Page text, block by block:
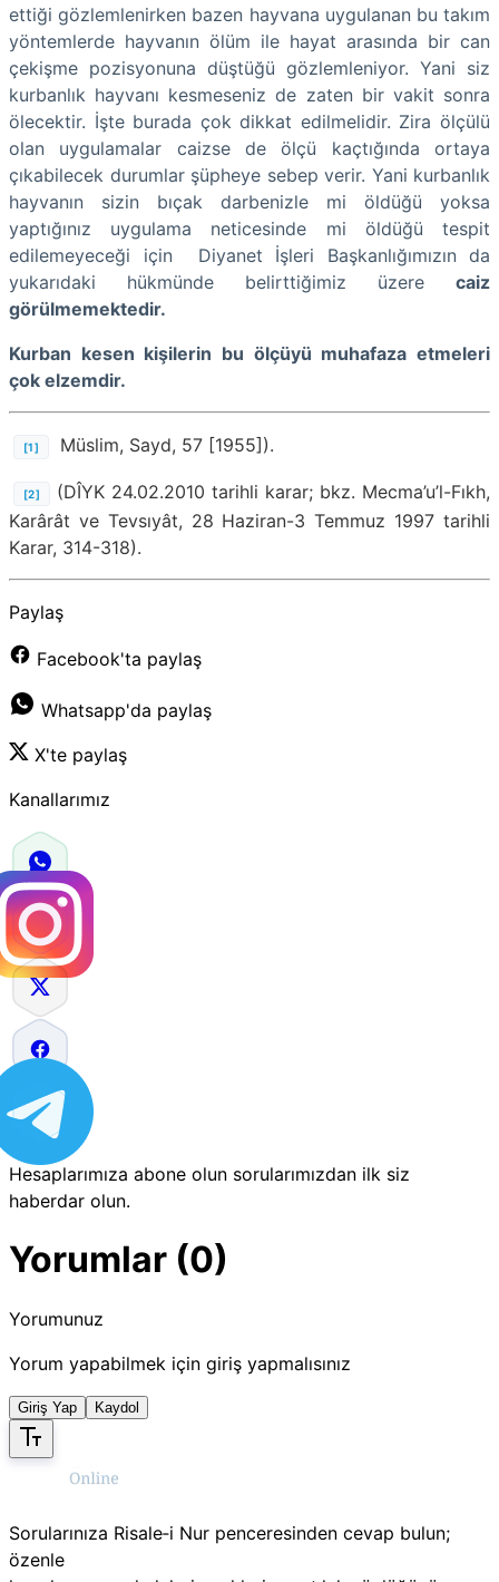
ettiği gözlemlenirken bazen hayvana uygulanan bu takım
yöntemlerde hayvanın ölüm ile hayat arasında bir can
çekişme pozisyonuna düştüğü gözlemleniyor. Yani siz
kurbanlık hayvanı kesmeseniz de zaten bir vakit sonra
ölecektir. İşte burada çok dikkat edilmelidir. Zira ölçülü
olan uygulamalar caizse de ölçü kaçtığında ortaya
çıkabilecek durumlar şüpheye sebep verir. Yani kurbanlık
hayvanın sizin bıçak darbenizle mi öldüğü yoksa
yaptığınız uygulama neticesinde mi öldüğü tespit
edilemeyeceği için Diyanet İşleri Başkanlığımızın da
yukarıdaki hükmünde belirttiğimiz üzere caiz
görülmemektedir.
Kurban kesen kişilerin bu ölçüyü muhafaza etmeleri
çok elzemdir.
[1] Müslim, Sayd, 57 [1955]).
[2]
(DÎYK 24.02.2010 tarihli karar; bkz. Mecma’u’l-Fıkh,
Karârât ve Tevsıyât, 28 Haziran-3 Temmuz 1997 tarihli
Karar, 314-318).
Paylaş
Facebook'ta paylaş
Whatsapp'da paylaş
X'te paylaş
Kanallarımız
Hesaplarımıza abone olun sorularımızdan ilk siz
haberdar olun.
Yorumlar (0)
Yorumunuz
Yorum yapabilmek için giriş yapmalısınız
Giriş Yap Kaydol
Sorularınıza Risale‑i Nur penceresinden cevap bulun;
özenle